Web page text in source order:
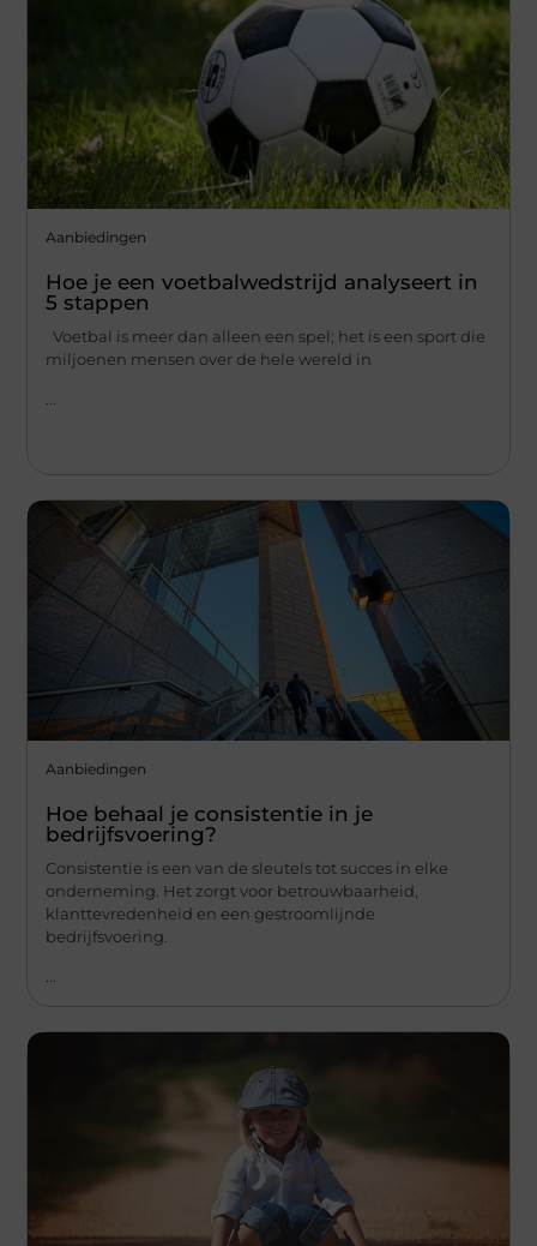
Aanbiedingen
Hoe je een voetbalwedstrijd analyseert in
5 stappen
Voetbal is meer dan alleen een spel; het is een sport die
miljoenen mensen over de hele wereld in
Aanbiedingen
Hoe behaal je consistentie in je
bedrijfsvoering?
Consistentie is een van de sleutels tot succes in elke
onderneming. Het zorgt voor betrouwbaarheid,
klanttevredenheid en een gestroomlijnde
bedrijfsvoering.
...